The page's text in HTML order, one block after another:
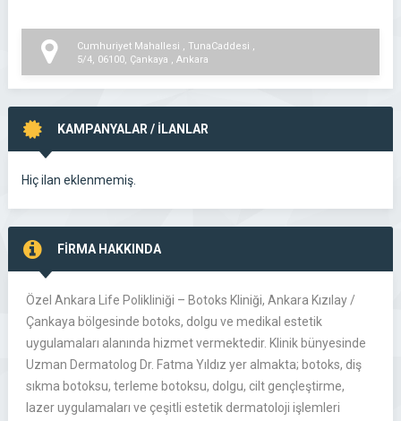
Cumhuriyet Mahallesi , TunaCaddesi ,
5/4, 06100, Çankaya , Ankara
KAMPANYALAR / İLANLAR
Hiç ilan eklenmemiş.
FİRMA HAKKINDA
Özel Ankara Life Polikliniği – Botoks Kliniği, Ankara Kızılay /
Çankaya bölgesinde botoks, dolgu ve medikal estetik
uygulamaları alanında hizmet vermektedir. Klinik bünyesinde
Uzman Dermatolog Dr. Fatma Yıldız yer almakta; botoks, diş
sıkma botoksu, terleme botoksu, dolgu, cilt gençleştirme,
lazer uygulamaları ve çeşitli estetik dermatoloji işlemleri